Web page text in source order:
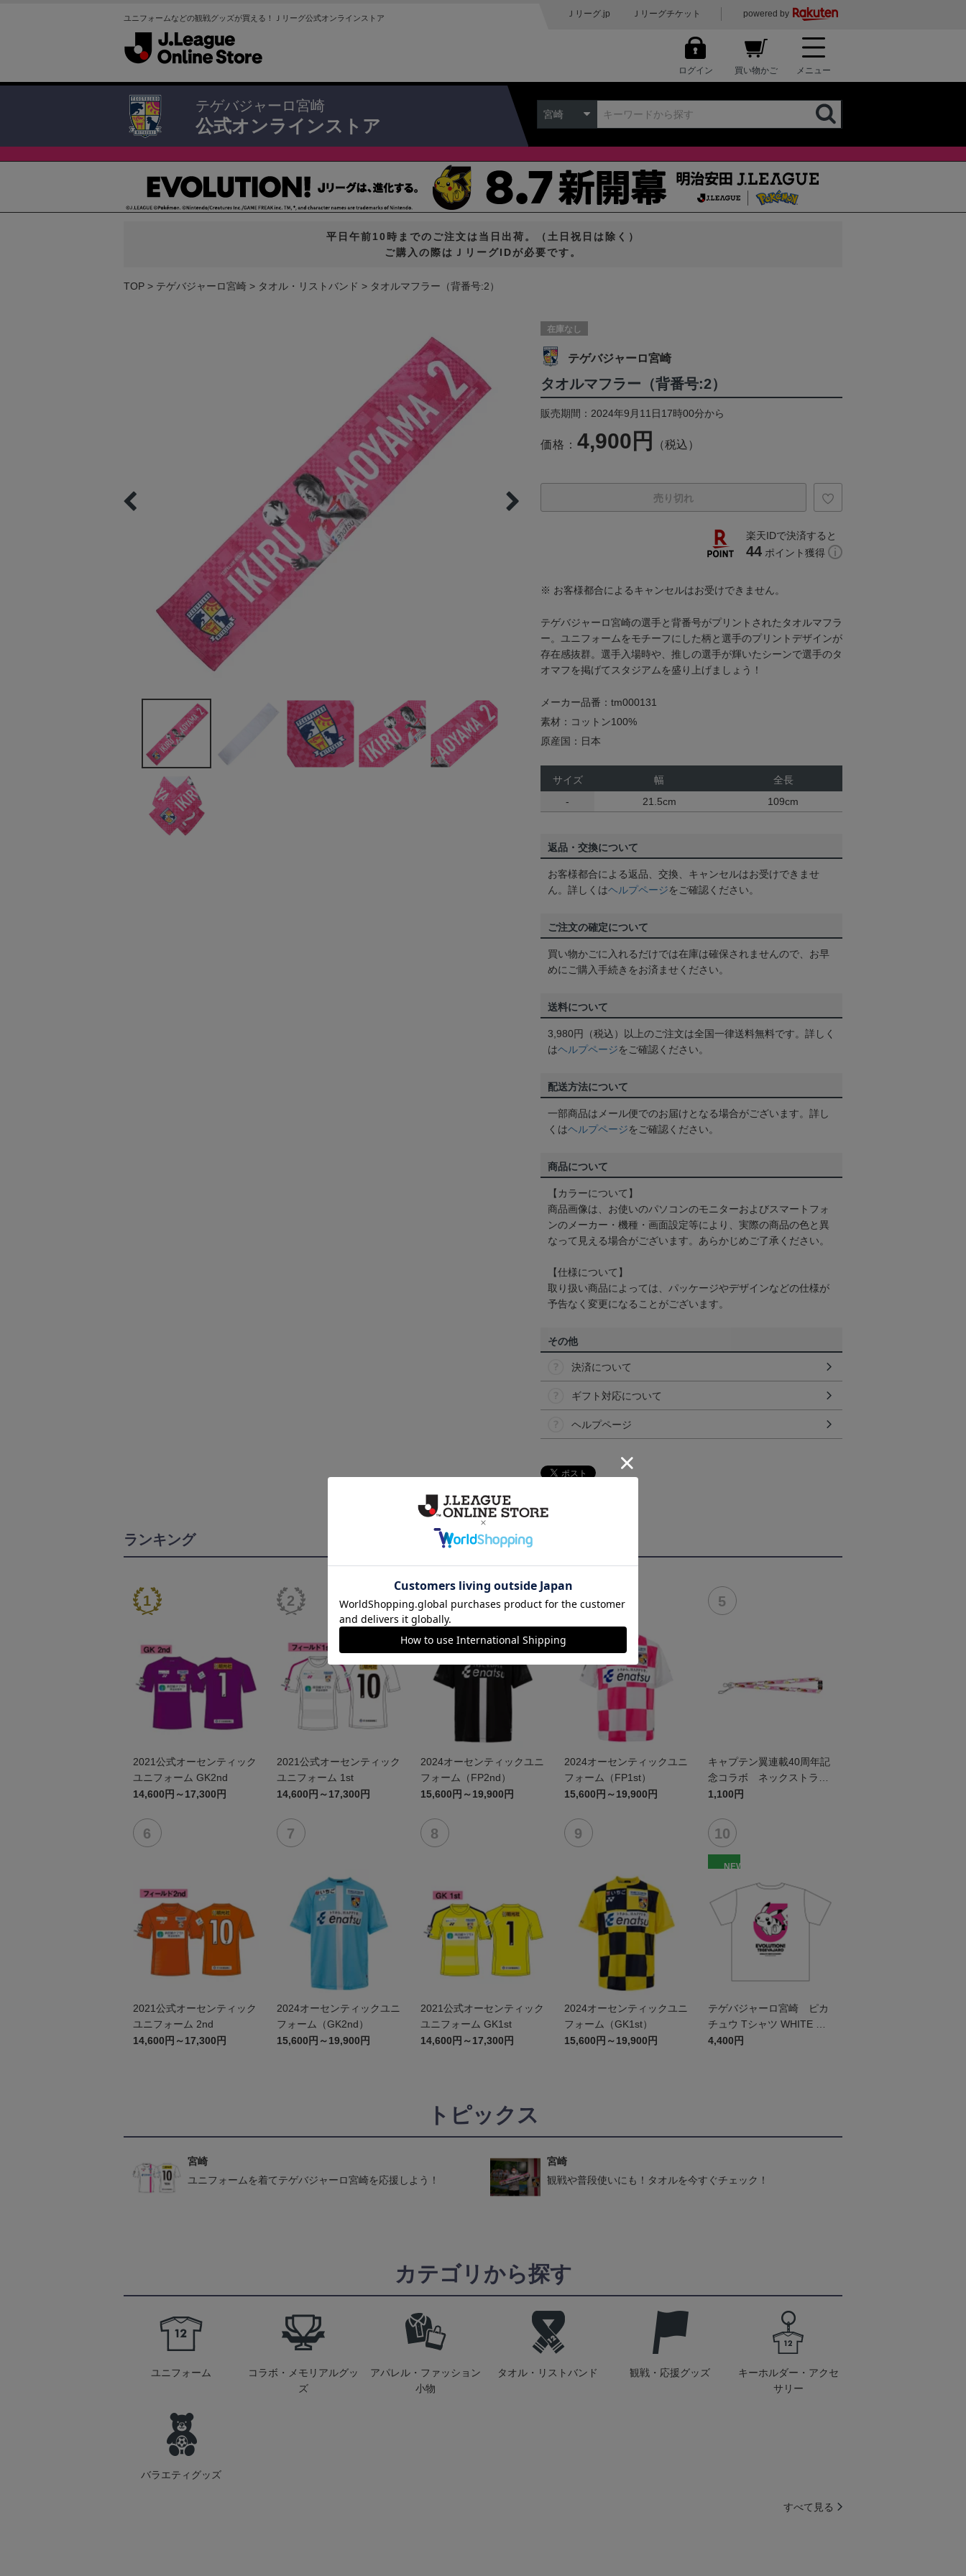
ユニフォームなどの観戦グッズが買える！Ｊリーグ公式オンラインストア Ｊリーグ.jp Ｊリーグチケット powered by
ログイン 買い物かご メニュー
テゲバジャーロ宮崎
公式オンラインストア
宮崎
平日午前10時までのご注文は当日出荷。（土日祝日は除く）
ご購入の際はＪリーグIDが必要です。
TOP テゲバジャーロ宮崎 タオル・リストバンド タオルマフラー（背番号:2）
在庫なし
テゲバジャーロ宮崎
タオルマフラー（背番号:2）
販売期間：2024年9月11日17時00分から
価格： 4,900円 （税込）
売り切れ
楽天IDで決済すると
44 ポイント獲得
※ お客様都合によるキャンセルはお受けできません。
テゲバジャーロ宮崎の選手と背番号がプリントされたタオルマフラ
ー。ユニフォームをモチーフにした柄と選手のプリントデザインが
存在感抜群。選手入場時や、推しの選手が輝いたシーンで選手のタ
オマフを掲げてスタジアムを盛り上げましょう！
メーカー品番：tm000131
素材：コットン100%
原産国：日本
サイズ 幅
全長
-
21.5cm 109cm
返品・交換について
お客様都合による返品、交換、キャンセルはお受けできませ
ん。詳しくはヘルプページをご確認ください。
ご注文の確定について
買い物かごに入れるだけでは在庫は確保されませんので、お早
めにご購入手続きをお済ませください。
送料について
3,980円（税込）以上のご注文は全国一律送料無料です。詳しく
はヘルプページをご確認ください。
配送方法について
一部商品はメール便でのお届けとなる場合がございます。詳し
くはヘルプページをご確認ください。
商品について
【カラーについて】
商品画像は、お使いのパソコンのモニターおよびスマートフォ
ンのメーカー・機種・画面設定等により、実際の商品の色と異
なって見える場合がございます。あらかじめご了承ください。
【仕様について】
取り扱い商品によっては、パッケージやデザインなどの仕様が
予告なく変更になることがございます。
その他
決済について
ギフト対応について
ヘルプページ
ランキング
2021公式オーセンティック
ユニフォーム GK2nd
14,600円～17,300円
2021公式オーセンティック
ユニフォーム 1st
14,600円～17,300円
2024オーセンティックユニ
フォーム（FP2nd）
15,600円～19,900円
2024オーセンティックユニ
フォーム（FP1st）
15,600円～19,900円
キャプテン翼連載40周年記
念コラボ ネックストラッ
プ（テゲバジャーロ宮崎）
1,100円
2021公式オーセンティック
ユニフォーム 2nd
14,600円～17,300円
2024オーセンティックユニ
フォーム（GK2nd）
15,600円～19,900円
2021公式オーセンティック
ユニフォーム GK1st
14,600円～17,300円
2024オーセンティックユニ
フォーム（GK1st）
15,600円～19,900円
NEW
テゲバジャーロ宮崎 ピカ
チュウ Tシャツ WHITE キ
ッズ
4,400円
トピックス
宮崎
ユニフォームを着てテゲバジャーロ宮崎を応援しよう！
宮崎
観戦や普段使いにも！タオルを今すぐチェック！
カテゴリから探す
ユニフォーム
コラボ・メモリアルグッ
ズ
アパレル・ファッション
小物
タオル・リストバンド 観戦・応援グッズ
キーホルダー・アクセ
サリー
バラエティグッズ
すべて見る